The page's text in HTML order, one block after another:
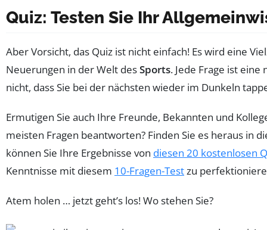
Quiz: Testen Sie Ihr
Aber Vorsicht, das Quiz ist nicht einfach! Es wird eine
Neuerungen in der Welt desSports. Jede Frage ist
nicht, dass Sie bei der nächsten wieder im Dunkeln
Ermutigen Sie auch Ihre Freunde, Bekannten und
meisten Fragen beantworten? Finden Sie es heraus in
können Sie Ihre Ergebnisse von diesen 20 kostenlosen
Kenntnisse mit diesem 10-Fragen-Testzu
Atem holen … jetzt geht’s los! Wo stehen Sie?